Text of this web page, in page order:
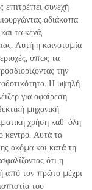
επιτρέπει συνεχή
αδιάκοπα
τα κενά,
Αυτή η καινοτομία
όπως τα
την
Η υψηλή
για αφαίρεση
μηχανική
χρήση καθ’ όλη
κέντρο. Αυτά τα
ακόμα και κατά τη
ότι η
από τον πρώτο μέχρι
του